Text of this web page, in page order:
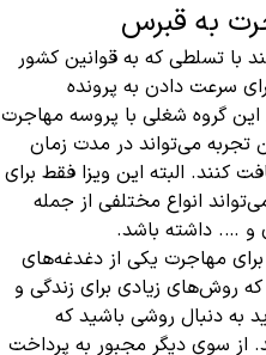
به قبرس
با تسلطی که به قوانین کشور
سرعت دادن به پرونده
گروه شغلی با پروسه مهاجرت
تجربه می‌تواند در مدت زمان
کنند. البته این ویزا فقط برای
انواع مختلفی از جمله
و …. داشته باشد.
برای مهاجرت یکی از دغدغه‌های
روش‌های زیادی برای زندگی و
به دنبال روشی باشید که
از سوی دیگر مجبور به پرداخت